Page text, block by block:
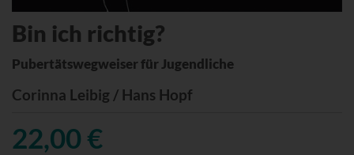
Bin ich richtig?
Pubertätswegweiser für Jugendliche
Corinna Leibig / Hans Hopf
22,00 €